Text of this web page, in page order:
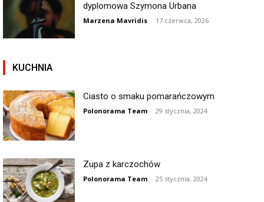
dyplomowa Szymona Urbana
Marzena Mavridis - 17 czerwca, 2026
KUCHNIA
Ciasto o smaku pomarańczowym
Polonorama Team - 29 stycznia, 2024
Zupa z karczochów
Polonorama Team - 25 stycznia, 2024